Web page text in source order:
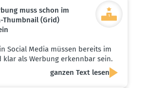
muss schon im
Thumbnail (Grid)
Social Media müssen bereits im
klar als Werbung erkennbar sein.
ganzen Text lesen